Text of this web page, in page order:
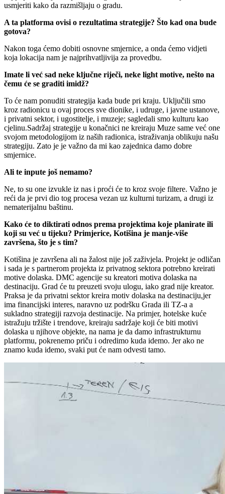
usmjeriti kako da razmišljaju o gradu.
A ta platforma ovisi o rezultatima strategije? Što kad ona bude
gotova?
Nakon toga ćemo dobiti osnovne smjernice, a onda ćemo vidjeti
koja lokacija nam je najprihvatljivija za provedbu.
Imate li već sad neke ključne riječi, neke light motive, nešto na
čemu će se graditi imidž?
To će nam ponuditi strategija kada bude pri kraju. Uključili smo
kroz radionicu u ovaj proces sve dionike, i udruge, i javne ustanove,
i privatni sektor, i ugostitelje, i muzeje; sagledali smo kulturu kao
cjelinu.Sadržaj strategije u konačnici ne kreiraju Muze same već one
svojom metodologijom iz naših radionica, istraživanja oblikuju našu
strategiju. Zato je je važno da mi kao zajednica damo dobre
smjernice.
Ali te inpute još nemamo?
Ne, to su one izvukle iz nas i proći će to kroz svoje filtere. Važno je
reći da je prvi dio tog procesa vezan uz kulturni turizam, a drugi iz
nematerijalnu baštinu.
Kako će to diktirati odnos prema projektima koje planirate ili
koji su već u tijeku? Primjerice, Kotišina je manje-više
završena, što je s tim?
Kotišina je završena ali na žalost nije još zaživjela. Projekt je odličan
i sada je s partnerom projekta iz privatnog sektora potrebno kreirati
motive dolaska. DMC agencije su kreatori motiva dolaska na
destinaciju. Grad će tu preuzeti svoju ulogu, iako grad nije kreator.
Praksa je da privatni sektor kreira motiv dolaska na destinaciju,jer
ima financijski interes, naravno uz podršku Grada ili TZ-a a
sukladno strategiji razvoja destinacije. Na primjer, hotelske kuće
istražuju tržište i trendove, kreiraju sadržaje koji će biti motivi
dolaska u njihove objekte, na nama je da damo infrastrukturnu
platformu, pokrenemo priču i odredimo kuda idemo. Jer ako ne
znamo kuda idemo, svaki put će nam odvesti tamo.